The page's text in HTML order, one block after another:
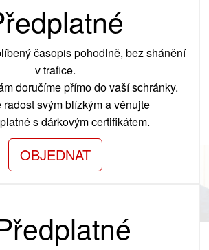
časopis pohodlně, bez shánění
v trafice.
doručíme přímo do vaší schránky.
radost svým blízkým a věnujte
s dárkovým certifikátem.
OBJEDNAT